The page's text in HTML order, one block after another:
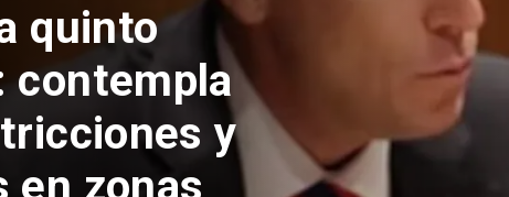
secreto
Fiscalía
de